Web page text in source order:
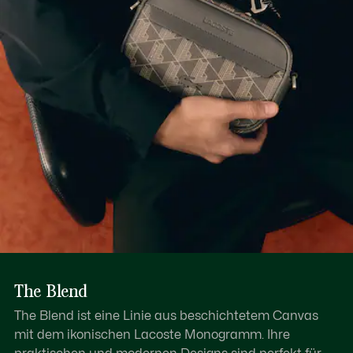
Außenmaterial: 2 Taschen mit Reißverschluss, 1 flache
1 flaches Innenfach
Erfahren Sie hier mehr
The Blend
The Blend ist eine Linie aus beschichtetem Canvas
mit dem ikonischen Lacoste Monogramm. Ihre